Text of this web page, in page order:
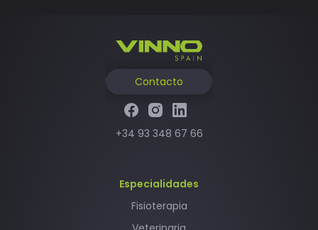
Contacto
+34 93 348 67 66
Especialidades
Fisioterapia